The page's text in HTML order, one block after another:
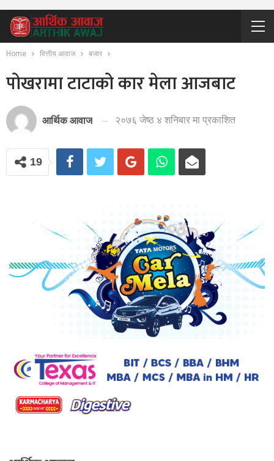
Home वित्तीय आवाज बजार
पोखरामा टाटाको कार मेला आजबाट
आर्थिक आवाज २०७६ जेष्ठ ४ शनिबार मा प्रकाशित
19